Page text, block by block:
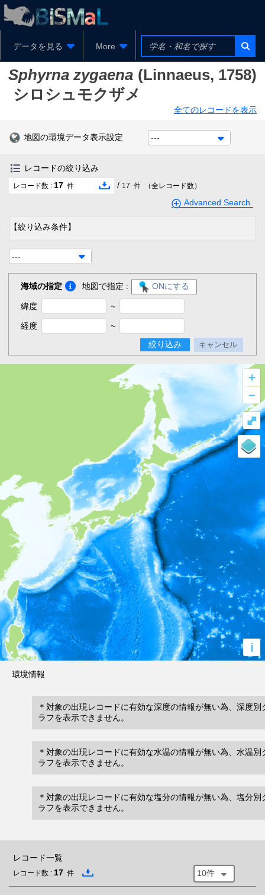
データを見る More
Sphyrna zygaena (Linnaeus, 1758)
シロシュモクザメ
全てのレコードを表示
地図の環境データ表示設定 ---
レコードの絞り込み
レコード数 : 17 件 / 17 件 （全レコード数）
Advanced Search
【絞り込み条件】
---
海域の指定 地図で指定 : ONにする
緯度 ~
経度
~
絞り込み
キャンセル
+
–
i
⤢
環境情報
＊対象の出現レコードに有効な深度の情報が無い為、深度別
ラフを表示できません。
＊対象の出現レコードに有効な水温の情報が無い為、水温別
ラフを表示できません。
＊対象の出現レコードに有効な塩分の情報が無い為、塩分別
ラフを表示できません。
レコード一覧
レコード数 : 17 件 10件